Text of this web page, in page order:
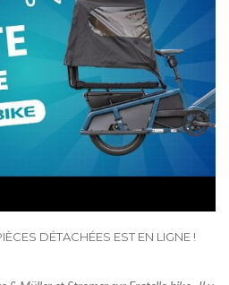
DÉTACHÉES EST EN LIGNE !